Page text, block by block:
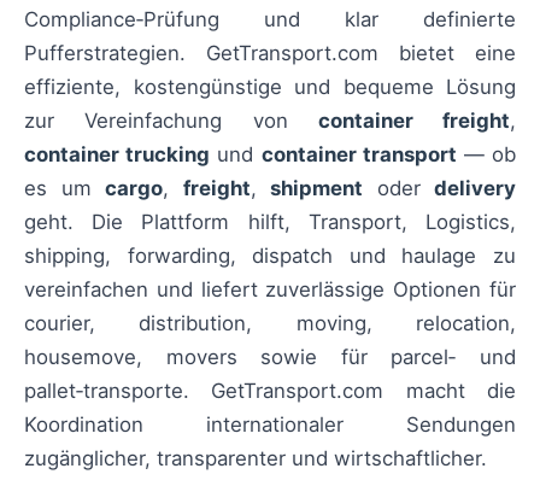
Compliance‑Prüfung und klar definierte
Pufferstrategien. GetTransport.com bietet eine
effiziente, kostengünstige und bequeme Lösung
zur Vereinfachung von container freight,
container trucking und container transport — ob
es um cargo, freight, shipment oder delivery
geht. Die Plattform hilft, Transport, Logistics,
shipping, forwarding, dispatch und haulage zu
vereinfachen und liefert zuverlässige Optionen für
courier, distribution, moving, relocation,
housemove, movers sowie für parcel‑ und
pallet‑transporte. GetTransport.com macht die
Koordination internationaler Sendungen
zugänglicher, transparenter und wirtschaftlicher.